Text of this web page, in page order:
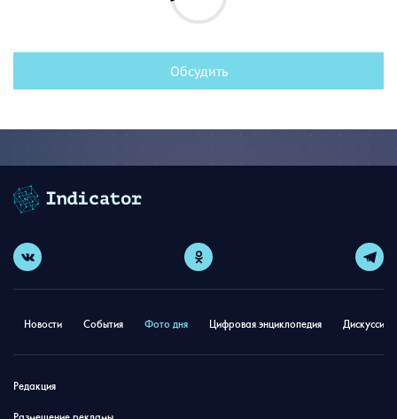
Обсудить
Новости События Фото дня Цифровая энциклопедия
Редакция